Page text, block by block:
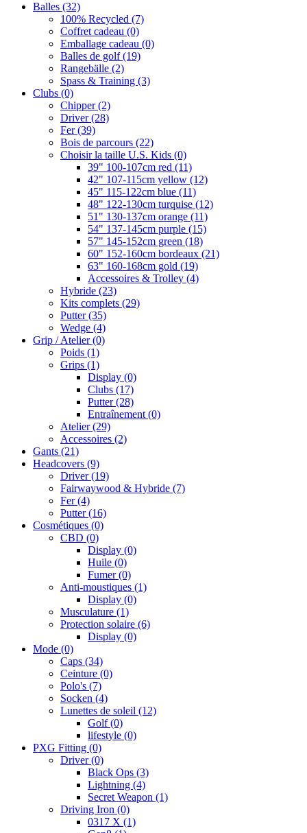
Balles (32)
100% Recycled (7)
Coffret cadeau (0)
Emballage cadeau (0)
Balles de golf(19)
Rangebälle (2)
Spass & Training (3)
Clubs (0)
Chipper(2)
Driver(28)
Fer(39)
Bois de parcours (22)
Choisir la taille U.S. Kids (0)
39" 100-107cm red (11)
42" 107-115cm yellow (12)
45" 115-122cm blue (11)
48" 122-130cm turquise (12)
51" 130-137cm orange (11)
54" 137-145cm purple (15)
57" 145-152cm green (18)
60" 152-160cm bordeaux (21)
63" 160-168cm gold (19)
Accessoires & Trolley (4)
Hybride (23)
Kits complets (29)
Putter(35)
Wedge (4)
Grip / Atelier(0)
Poids (1)
Grips (1)
Display (0)
Clubs (17)
Putter(28)
Entraînement (0)
Atelier(29)
Accessoires (2)
Gants (21)
Headcovers (9)
Driver(19)
Fairwaywood & Hybride (7)
Fer(4)
Putter(16)
Cosmétiques (0)
CBD (0)
Display (0)
Huile (0)
Fumer(0)
Anti-moustiques (1)
Display (0)
Musculature (1)
Protection solaire (6)
Display (0)
Mode (0)
Caps (34)
Ceinture (0)
Polo's (7)
Socken (4)
Lunettes de soleil (12)
Golf(0)
lifestyle (0)
PXG Fitting (0)
Driver(0)
Black Ops (3)
Lightning (4)
Secret Weapon (1)
Driving Iron (0)
0317 X (1)